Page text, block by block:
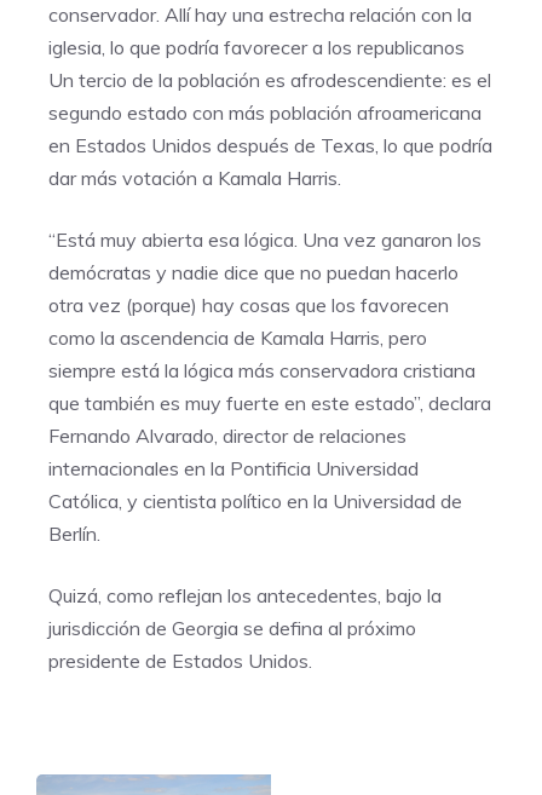
conservador. Allí hay una estrecha relación con la
iglesia, lo que podría favorecer a los republicanos
Un tercio de la población es afrodescendiente: es el
segundo estado con más población afroamericana
en Estados Unidos después de Texas, lo que podría
dar más votación a Kamala Harris.
“Está muy abierta esa lógica. Una vez ganaron los
demócratas y nadie dice que no puedan hacerlo
otra vez (porque) hay cosas que los favorecen
como la ascendencia de Kamala Harris, pero
siempre está la lógica más conservadora cristiana
que también es muy fuerte en este estado”, declara
Fernando Alvarado, director de relaciones
internacionales en la Pontificia Universidad
Católica, y cientista político en la Universidad de
Berlín.
Quizá, como reflejan los antecedentes, bajo la
jurisdicción de Georgia se defina al próximo
presidente de Estados Unidos.